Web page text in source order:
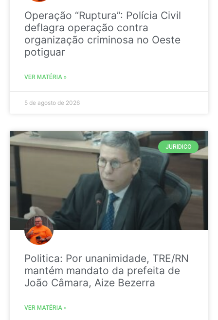
Operação “Ruptura”: Polícia Civil
deflagra operação contra
organização criminosa no Oeste
potiguar
VER MATÉRIA »
5 de agosto de 2026
JURIDICO
Politica: Por unanimidade, TRE/RN
mantém mandato da prefeita de
João Câmara, Aize Bezerra
VER MATÉRIA »